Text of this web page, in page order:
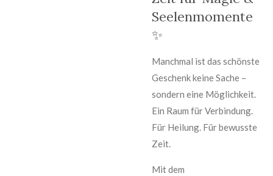
Seelenmomente
✨
Manchmal ist das schönste
Geschenk keine Sache –
sondern eine Möglichkeit.
Ein Raum für Verbindung.
Für Heilung. Für bewusste
Zeit.
Mit dem